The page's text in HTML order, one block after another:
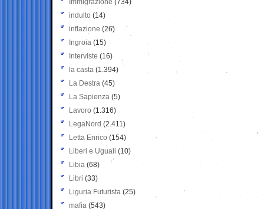
Immigrazione (734)
indulto (14)
inflazione (26)
Ingroia (15)
Interviste (16)
la casta (1.394)
La Destra (45)
La Sapienza (5)
Lavoro (1.316)
LegaNord (2.411)
Letta Enrico (154)
Liberi e Uguali (10)
Libia (68)
Libri (33)
Liguria Futurista (25)
mafia (543)